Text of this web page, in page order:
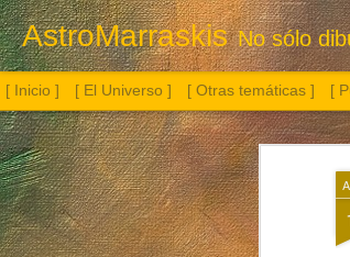
AstroMarraskis No sólo
[ Inicio ] [ El Universo ] [ Otras temáticas ] [